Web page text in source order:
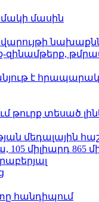
մասին
զինամթերք,
է
տեսած
մեդալային
միլիարդ 865
հանդիպում